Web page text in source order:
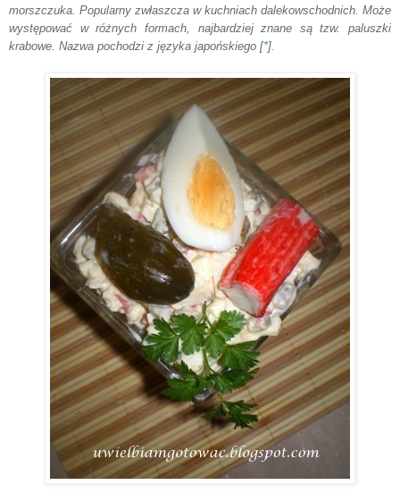
morszczuka. Popularny zwłaszcza w kuchniach dalekowschodnich. Może
występować w różnych formach, najbardziej znane są tzw. paluszki
krabowe. Nazwa pochodzi z języka japońskiego [*].